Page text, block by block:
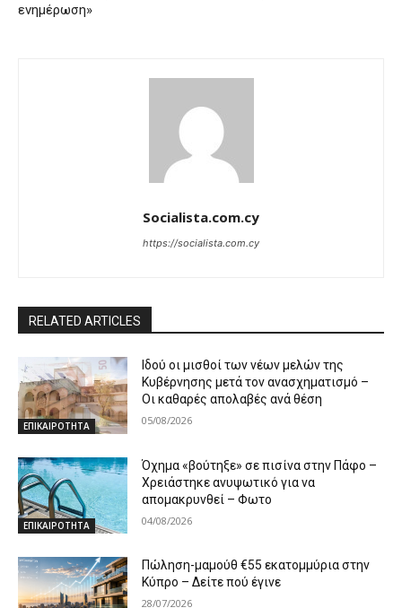
ενημέρωση»
Socialista.com.cy
https://socialista.com.cy
RELATED ARTICLES
ΕΠΙΚΑΙΡΟΤΗΤΑ
Ιδού οι μισθοί των νέων μελών της
Κυβέρνησης μετά τον ανασχηματισμό –
Οι καθαρές απολαβές ανά θέση
05/08/2026
ΕΠΙΚΑΙΡΟΤΗΤΑ
Όχημα «βούτηξε» σε πισίνα στην Πάφο –
Χρειάστηκε ανυψωτικό για να
απομακρυνθεί – Φωτο
04/08/2026
Πώληση-μαμούθ €55 εκατομμύρια στην
Κύπρο – Δείτε πού έγινε
28/07/2026